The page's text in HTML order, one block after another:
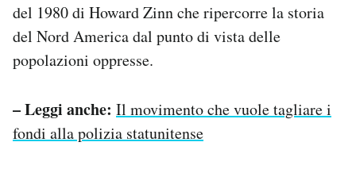
del 1980 di Howard Zinn che ripercorre la storia
del Nord America dal punto di vista delle
popolazioni oppresse.
– Leggi anche: Il movimento che vuole tagliare i
fondi alla polizia statunitense